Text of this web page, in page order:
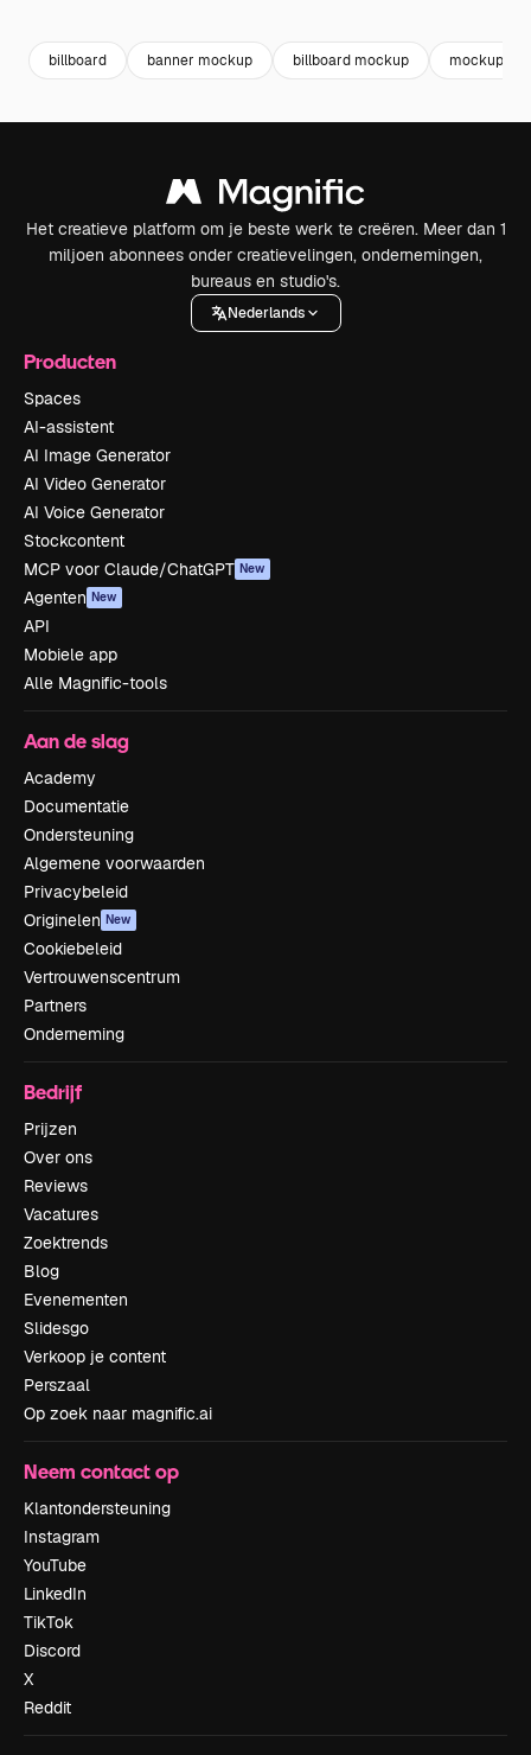
billboard banner mockup billboard mockup mockup
Het creatieve platform om je beste werk te creëren. Meer dan 1
miljoen abonnees onder creatievelingen, ondernemingen,
bureaus en studio's.
Nederlands
Producten
Spaces
AI-assistent
AI Image Generator
AI Video Generator
AI Voice Generator
Stockcontent
MCP voor Claude/ChatGPT New
Agenten New
API
Mobiele app
Alle Magnific-tools
Aan de slag
Academy
Documentatie
Ondersteuning
Algemene voorwaarden
Privacybeleid
Originelen New
Cookiebeleid
Vertrouwenscentrum
Partners
Onderneming
Bedrijf
Prijzen
Over ons
Reviews
Vacatures
Zoektrends
Blog
Evenementen
Slidesgo
Verkoop je content
Perszaal
Op zoek naar magnific.ai
Neem contact op
Klantondersteuning
Instagram
YouTube
LinkedIn
TikTok
Discord
X
Reddit